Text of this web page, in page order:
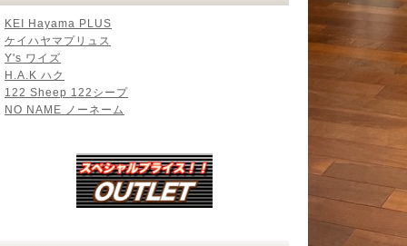
KEI Hayama PLUS
ケイハヤマプリュス
Y's ワイズ
H.A.K ハク
122 Sheep 122シープ
NO NAME ノーネーム